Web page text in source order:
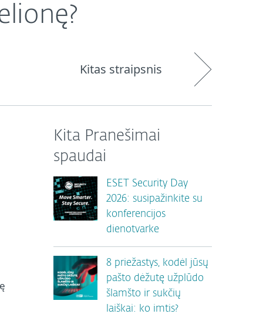
Kitas straipsnis
Kita Pranešimai
spaudai
ESET Security Day
2026: susipažinkite su
konferencijos
dienotvarke
8 priežastys, kodėl jūsų
pašto dėžutę užplūdo
šlamšto ir sukčių
laiškai: ko imtis?